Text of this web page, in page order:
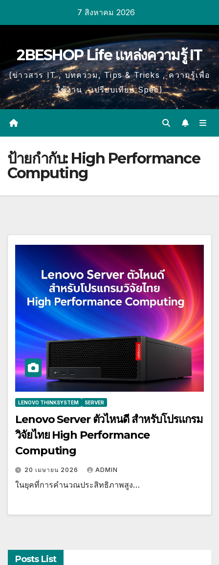
content
7 สิงหาคม 2026
2BESHOP Life แหล่งความรู้ IT
(ข่าวสาร IT , บทความ, Tips & Tricks , ความรู้เพื่อ
ใช้งาน , เปรียบเทียบ Spec)
ป้ายกำกับ: High Performance
Computing
LENOVO THINKSYSTEM SERVER
Lenovo Server ตัวไหนดี สำหรับโปรแกรม
วิจัยไทย High Performance
Computing
20 เมษายน 2026 ADMIN
ในยุคที่การคำนวณประสิทธิภาพสูง…
Posts List